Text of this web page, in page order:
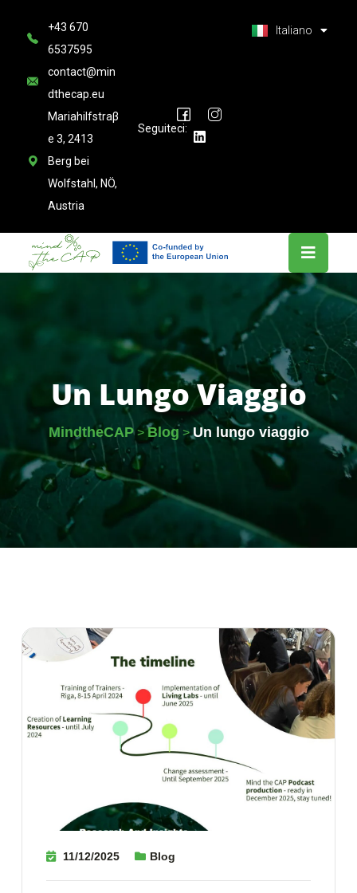
+43 670
6537595
contact@min
dthecap.eu
Mariahilfstraβ
e 3, 2413
Berg bei
Wolfstahl, NÖ,
Austria
Seguiteci:
Italiano
Latviešu valoda
Un Lungo Viaggio
MindtheCAP>Blog >Un lungo viaggio
11/12/2025 Blog